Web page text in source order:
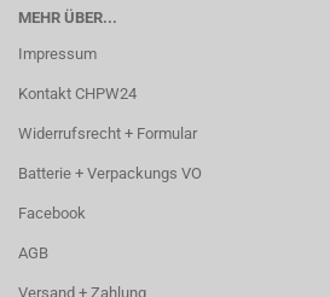
MEHR ÜBER...
Impressum
Kontakt CHPW24
Widerrufsrecht + Formular
Batterie + Verpackungs VO
Facebook
AGB
Versand + Zahlung